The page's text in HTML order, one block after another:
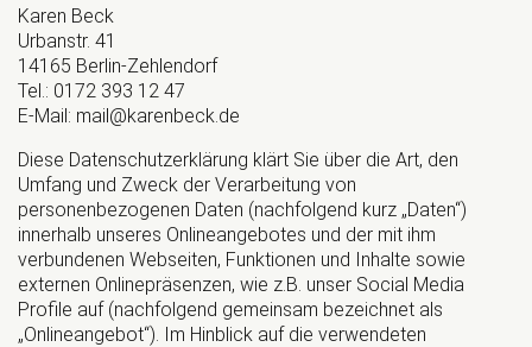
Karen Beck
Urbanstr. 41
14165 Berlin-Zehlendorf
Tel.: 0172 393 12 47
E-Mail: mail@karenbeck.de
Diese Datenschutzerklärung klärt Sie über die Art, den
Umfang und Zweck der Verarbeitung von
personenbezogenen Daten (nachfolgend kurz „Daten“)
innerhalb unseres Onlineangebotes und der mit ihm
verbundenen Webseiten, Funktionen und Inhalte sowie
externen Onlinepräsenzen, wie z.B. unser Social Media
Profile auf (nachfolgend gemeinsam bezeichnet als
„Onlineangebot“). Im Hinblick auf die verwendeten